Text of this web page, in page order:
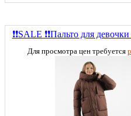
❗❗SALE ❗❗Пальто для
Для просмотра цен требуется